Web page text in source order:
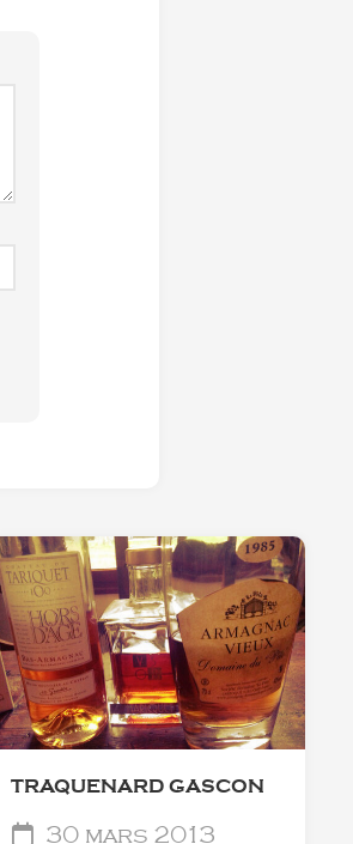
TRAQUENARD GASCON
30 mars 2013